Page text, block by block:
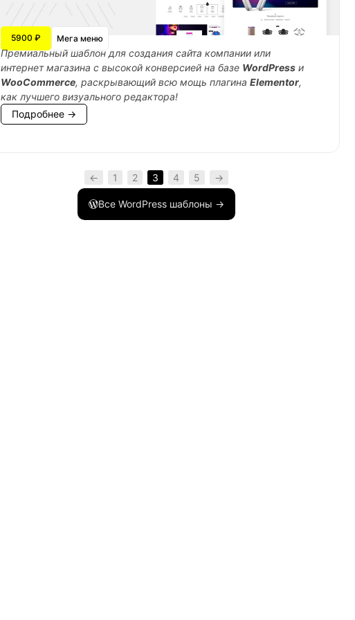
5900 ₽ Мега меню
Премиальный шаблон для создания сайта компании или
интернет магазина с высокой конверсией на базе WordPress и
WooCommerce, раскрывающий всю мощь плагинаElementor,
как лучшего визуального редактора!
Подробнее →
← 1 2 3 4 5 →
Все WordPress шаблоны →